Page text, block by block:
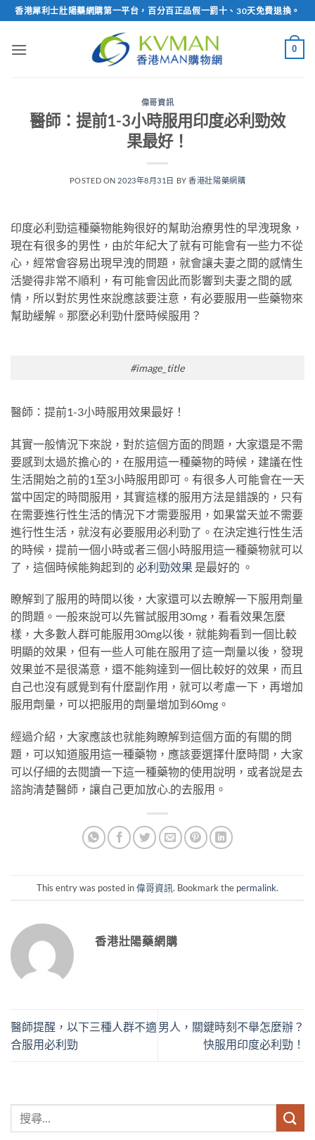
Skip
to
content
香港犀利士壯陽藥網購第一平台，百分百正品假一罰十、30天免費退換。
0
偉哥資訊
醫師：提前1-3小時服用印度必利勁效
果最好！
POSTED ON 2023年8月31日 BY香港壯陽藥網購
印度必利勁這種藥物能夠很好的幫助治療男性的早洩現象，
現在有很多的男性，由於年紀大了就有可能會有一些力不從
心，經常會容易出現早洩的問題，就會讓夫妻之間的感情生
活變得非常不順利，有可能會因此而影響到夫妻之間的感
情，所以對於男性來說應該要注意，有必要服用一些藥物來
幫助緩解。那麼必利勁什麼時候服用？
#image_title
醫師：提前1-3小時服用效果最好！
其實一般情況下來說，對於這個方面的問題，大家還是不需
要感到太過於擔心的，在服用這一種藥物的時候，建議在性
生活開始之前的1至3小時服用即可。有很多人可能會在一天
當中固定的時間服用，其實這樣的服用方法是錯誤的，只有
在需要進行性生活的情況下才需要服用，如果當天並不需要
進行性生活，就沒有必要服用必利勁了。在決定進行性生活
的時候，提前一個小時或者三個小時服用這一種藥物就可以
了，這個時候能夠起到的 必利勁效果 是最好的 。
瞭解到了服用的時間以後，大家還可以去瞭解一下服用劑量
的問題。一般來說可以先嘗試服用30mg，看看效果怎麼
樣，大多數人群可能服用30mg以後，就能夠看到一個比較
明顯的效果，但有一些人可能在服用了這一劑量以後，發現
效果並不是很滿意，還不能夠達到一個比較好的效果，而且
自己也沒有感覺到有什麼副作用，就可以考慮一下，再增加
服用劑量，可以把服用的劑量增加到60mg。
經過介紹，大家應該也就能夠瞭解到這個方面的有關的問
題，可以知道服用這一種藥物，應該要選擇什麼時間，大家
可以仔細的去閱讀一下這一種藥物的使用說明，或者說是去
諮詢清楚醫師，讓自己更加放心.的去服用。
This entry was posted in偉哥資訊. Bookmark the permalink.
香港壯陽藥網購
醫師提醒，以下三種人群不適
合服用必利勁
男人，關鍵時刻不舉怎麼辦？
快服用印度必利勁！